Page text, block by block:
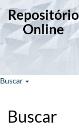
Repositório
Online
Buscar
Buscar